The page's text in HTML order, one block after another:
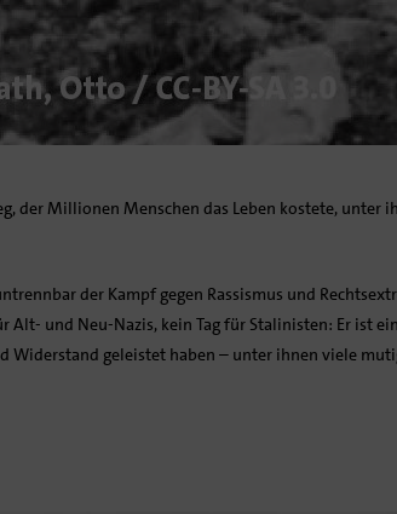
der Millionen Menschen das Leben kostete,
der Kampf gegen Rassismus und
und Neu-Nazis, kein Tag für Stalinisten: Er ist
Widerstand geleistet haben – unter ihnen viele